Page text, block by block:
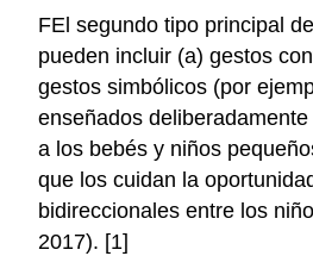
FEl segundo tipo principal
pueden incluir (a) gestos
gestos simbólicos (por
enseñados
a los bebés y niños
que los cuidan la
bidireccionales entre los
2017). [1]